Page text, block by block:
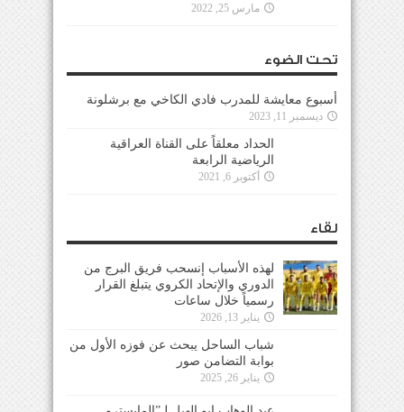
مارس 25, 2022
تحت الضوء
أسبوع معايشة للمدرب فادي الكاخي مع برشلونة
ديسمبر 11, 2023
الحداد معلقاً على القناة العراقية
الرياضية الرابعة
أكتوبر 6, 2021
لقاء
لهذه الأسباب إنسحب فريق البرج من
الدوري والإتحاد الكروي يتبلغ القرار
رسمياً خلال ساعات
يناير 13, 2026
شباب الساحل يبحث عن فوزه الأول من
بوابة التضامن صور
يناير 26, 2025